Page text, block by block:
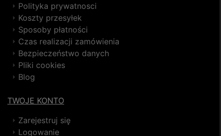
Polityka prywatnosci
Koszty przesyłek
Sposoby płatności
Czas realizacji zamówienia
Bezpieczeństwo danych
Pliki cookies
Blog
TWOJE KONTO
Zarejestruj się
Logowanie